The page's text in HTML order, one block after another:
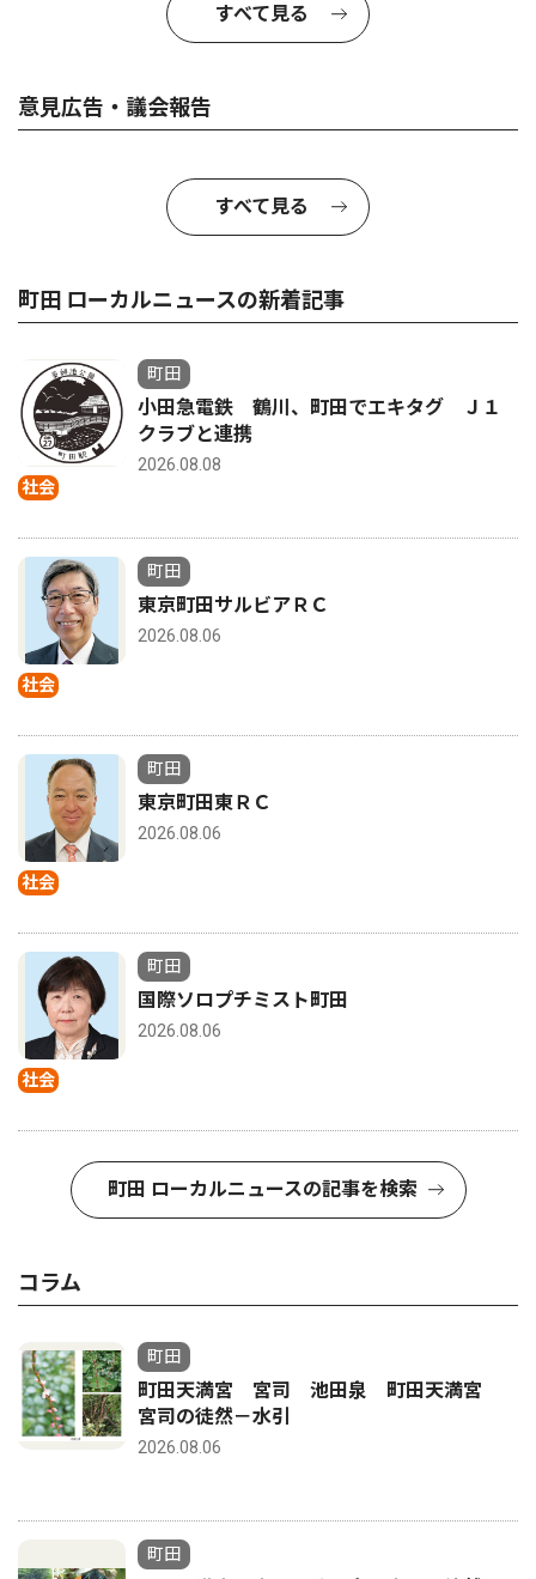
すべて見る
意見広告・議会報告
すべて見る
町田 ローカルニュースの新着記事
社会
町田
小田急電鉄 鶴川、町田でエキタグ Ｊ１
クラブと連携
2026.08.08
社会
町田
東京町田サルビアＲＣ
2026.08.06
社会
町田
東京町田東ＲＣ
2026.08.06
社会
町田
国際ソロプチミスト町田
2026.08.06
町田 ローカルニュースの記事を検索
コラム
町田
町田天満宮 宮司 池田泉 町田天満宮
宮司の徒然－水引
2026.08.06
町田